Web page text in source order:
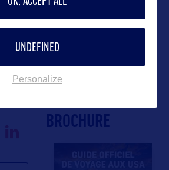
fr
BROCHURE
UNDEFINED
Personalize